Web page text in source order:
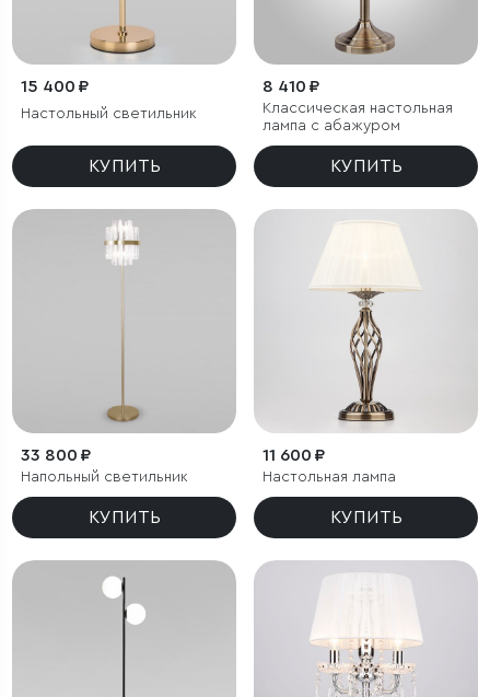
15 400 ₽
Настольный светильник
КУПИТЬ
8 410 ₽
Классическая настольная
лампа с абажуром
КУПИТЬ
33 800 ₽
Напольный светильник
КУПИТЬ
11 600 ₽
Настольная лампа
КУПИТЬ